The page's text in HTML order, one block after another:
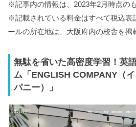
※記事内の情報は、2023年2月時点の
※記載されている料金はすべて税込表
ールの所在地は、大阪府内の校舎を掲
無駄を省いた高密度学習！英
ム「ENGLISH COMPANY（
パニー）」